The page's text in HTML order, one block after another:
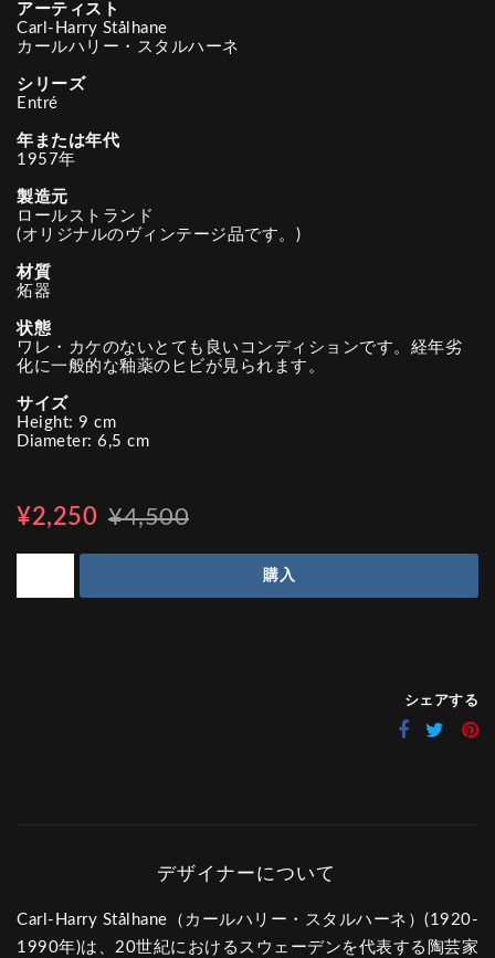
アーティスト
Carl-Harry Stålhane
カールハリー・スタルハーネ
シリーズ
Entré
年または年代
1957年
製造元
ロールストランド
(オリジナルのヴィンテージ品です。)
材質
炻器
状態
ワレ・カケのないとても良いコンディションです。経年劣
化に一般的な釉薬のヒビが見られます。
サイズ
Height: 9 cm
Diameter: 6,5 cm
¥4,500
¥2,250
購入
シェアする
Carl-Harry Stålhane（カールハリー・スタルハーネ）(1920-
1990年)は、20世紀におけるスウェーデンを代表する陶芸家